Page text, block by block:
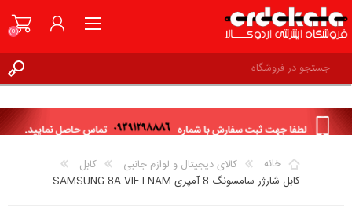
ورود به حساب کاربری
(0)
خانه کالای دیجیتال و لوازم جانبی
کابل
کابل شارژر سامسونگ 8 آمپری SAMSUNG 8A VIETNAM